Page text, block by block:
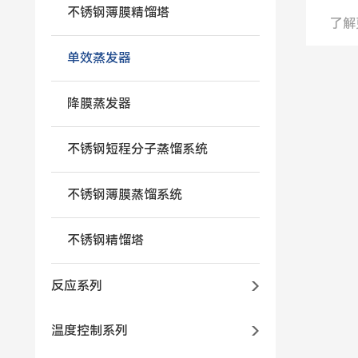
不锈钢薄膜精馏塔
单效蒸发器
降膜蒸发器
不锈钢短程分子蒸馏系统
不锈钢薄膜蒸馏系统
不锈钢精馏塔
反应系列
温度控制系列
了